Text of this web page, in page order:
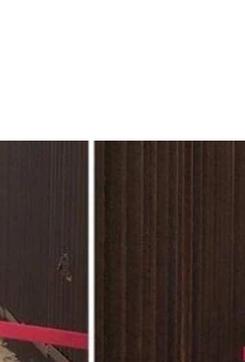
качели, одна
Раэль – «пробили»
было одним
убеждал
и «плохих
«Вuild that wall» (